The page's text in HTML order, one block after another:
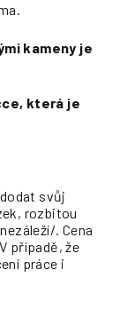
kameny je
která je
svůj
rozbitou
. Cena
případě, že
práce i